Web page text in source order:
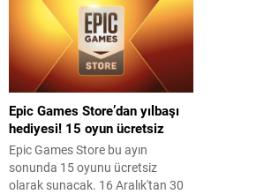
Epic Games Store’dan yılbaşı
hediyesi! 15 oyun ücretsiz
Epic Games Store bu ayın
sonunda 15 oyunu ücretsiz
olarak sunacak. 16 Aralık'tan 30